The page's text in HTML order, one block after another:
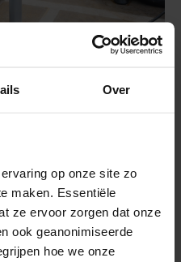
Over
op onze site zo
maken. Essentiële
ze ervoor zorgen dat onze
ook geanonimiseerde
hoe we onze